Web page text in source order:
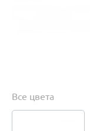
Все цвета